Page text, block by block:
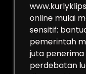
online mulai
sensitif:
pemerintah
juta
perdebatan